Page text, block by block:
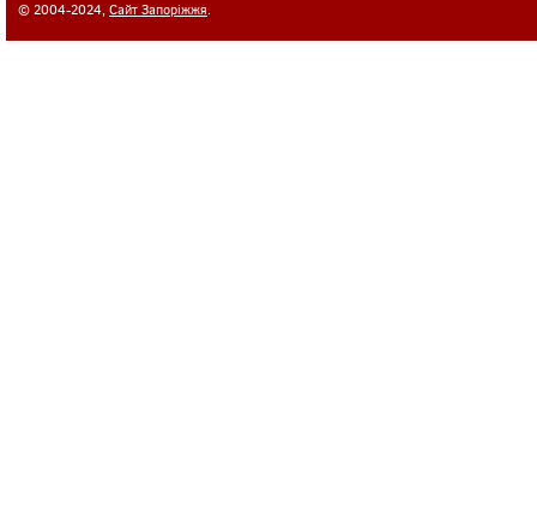
© 2004-2024, Сайт Запоріжжя.